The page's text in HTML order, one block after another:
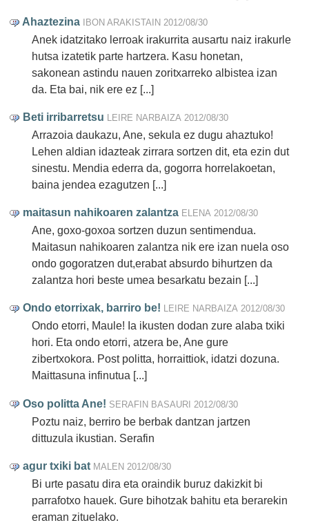
Ahaztezina IBON ARAKISTAIN 2012/08/30
Anek idatzitako lerroak irakurrita ausartu naiz irakurle
hutsa izatetik parte hartzera. Kasu honetan,
sakonean astindu nauen zoritxarreko albistea izan
da. Eta bai, nik ere ez [...]
Beti irribarretsu LEIRE NARBAIZA 2012/08/30
Arrazoia daukazu, Ane, sekula ez dugu ahaztuko!
Lehen aldian idazteak zirrara sortzen dit, eta ezin dut
sinestu. Mendia ederra da, gogorra horrelakoetan,
baina jendea ezagutzen [...]
maitasun nahikoaren zalantza ELENA 2012/08/30
Ane, goxo-goxoa sortzen duzun sentimendua.
Maitasun nahikoaren zalantza nik ere izan nuela oso
ondo gogoratzen dut,erabat absurdo bihurtzen da
zalantza hori beste umea besarkatu bezain [...]
Ondo etorrixak, barriro be! LEIRE NARBAIZA 2012/08/30
Ondo etorri, Maule! Ia ikusten dodan zure alaba txiki
hori. Eta ondo etorri, atzera be, Ane gure
zibertxokora. Post politta, horraittiok, idatzi dozuna.
Maittasuna infinutua [...]
Oso politta Ane! SERAFIN BASAURI 2012/08/30
Poztu naiz, berriro be berbak dantzan jartzen
dittuzula ikustian. Serafin
agur txiki bat MALEN 2012/08/30
Bi urte pasatu dira eta oraindik buruz dakizkit bi
parrafotxo hauek. Gure bihotzak bahitu eta berarekin
eraman zituelako.